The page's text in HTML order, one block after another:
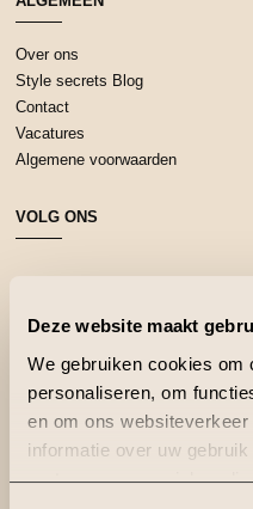
Deze website maakt
We gebruiken cookies om
personaliseren, om
en om ons
informatie over uw
partners voor social
Over ons
Style secrets Blog
Contact
Vacatures
Algemene voorwaarden
VOLG ONS